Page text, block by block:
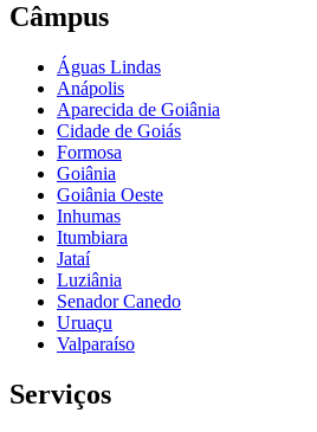
Câmpus
Águas Lindas
Anápolis
Aparecida de Goiânia
Cidade de Goiás
Formosa
Goiânia
Goiânia Oeste
Inhumas
Itumbiara
Jataí
Luziânia
Senador Canedo
Uruaçu
Valparaíso
Serviços